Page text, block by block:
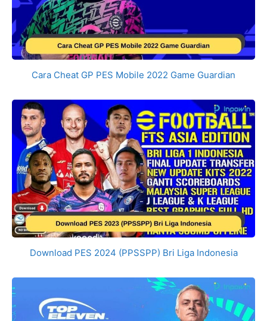
Cara Cheat GP PES Mobile 2022 Game Guardian
Download PES 2024 (PPSSPP) Bri Liga Indonesia